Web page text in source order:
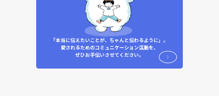
「本当に伝えたいことが、ちゃんと伝わるように」。
愛されるためのコミュニケーション活動を、
ぜひお手伝いさせてください。